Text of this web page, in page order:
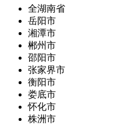
全湖南省
岳阳市
湘潭市
郴州市
邵阳市
张家界市
衡阳市
娄底市
怀化市
株洲市